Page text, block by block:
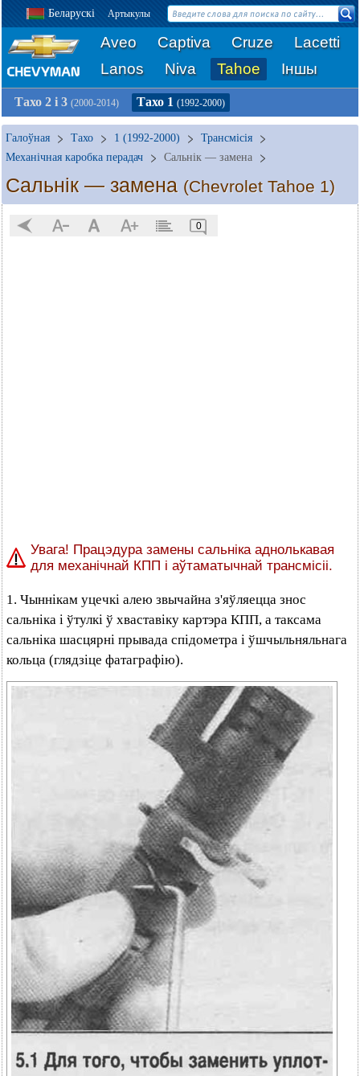
Беларускі Артыкулы
Aveo Captiva Cruze
Lacetti
Lanos
Niva Tahoe Іншы
Тахо 2 і 3 (2000-2014) Тахо 1 (1992-2000)
Галоўная Тахо 1 (1992-2000)
Трансмісія
Механічная каробка перадач
Сальнік — замена
Сальнік — замена (Chevrolet Tahoe 1)
0
Увага! Працэдура замены сальніка аднолькавая
для механічнай КПП і аўтаматычнай трансмісіі.
1. Чыннікам уцечкі алею звычайна з'яўляецца знос
сальніка і ўтулкі ў хваставіку картэра КПП, а таксама
сальніка шасцярні прывада спідометра і ўшчыльняльнага
кольца (глядзіце фатаграфію).